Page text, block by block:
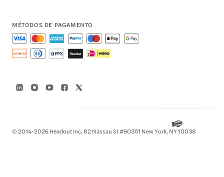
MÉTODOS DE PAGAMENTO
© 2014-2026 Headout Inc, 82 Nassau St #60351 New York, NY 10038